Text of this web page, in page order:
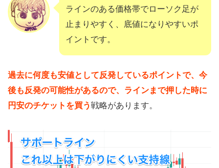
ラインのある価格帯でローソク足が
止まりやすく、底値になりやすいポ
イントです。
過去に何度も安値として反発しているポイントで、今
後も反発の可能性があるので、ラインまで押した時に
円安のチケットを買う戦略があります。